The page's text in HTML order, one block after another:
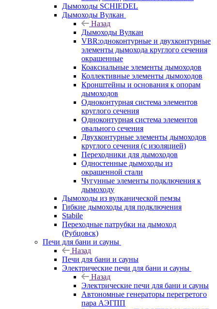
Дымоходы SCHIEDEL
Дымоходы Вулкан
Назад
Дымоходы Вулкан
VBR:одноконтурные и двухконтурные
элементы дымохода круглого сечения
окрашенные
Коаксиальные элементы дымоходов
Коллективные элементы дымоходов
Кронштейны и основания к опорам
дымоходов
Одноконтурная система элементов
круглого сечения
Одноконтурная система элементов
овального сечения
Двухконтурные элементы дымоходов
круглого сечения (с изоляцией)
Переходники для дымоходов
Одностенные дымоходы из
окрашенной стали
Чугунные элементы подключения к
дымоходу
Дымоходы из вулканической пемзы
Гибкие дымоходы для подключения
Stabile
Переходные патрубки на дымоход
(Рубцовск)
Печи для бани и сауны
Назад
Печи для бани и сауны
Электрические печи для бани и сауны
Назад
Электрические печи для бани и сауны
Автономные генераторы перегретого
пара АЭГПП